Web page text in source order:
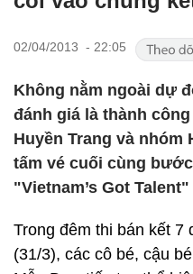
02/04/2013 - 22:05
Không nằm ngoài dự
đánh giá là thành
Huyền Trang và nhóm
tấm vé cuối cùng
"Vietnam’s Got Talent"
Trong đêm thi bán kết 7
(31/3), các cô bé, cậu